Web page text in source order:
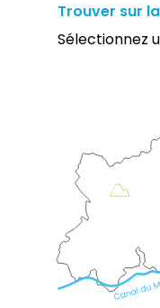
Trouver sur
Sélectionnez